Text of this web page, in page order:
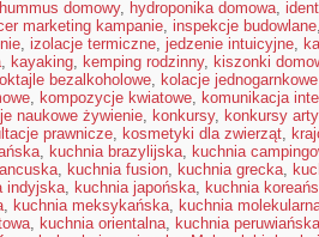
hummus domowy, hydroponika domowa,
marketing kampanie, inspekcje budowlane
, izolacje termiczne, jedzenie intuicyjne,
, kayaking, kemping rodzinny, kiszonki
bezalkoholowe, kolacje jednogarnkowe
, kompozycje kwiatowe, komunikacja
naukowe żywienie, konkursy, konkursy
prawnicze, kosmetyki dla zwierząt,
, kuchnia brazylijska, kuchnia
, kuchnia fusion, kuchnia grecka,
indyjska, kuchnia japońska, kuchnia
, kuchnia meksykańska, kuchnia
, kuchnia orientalna, kuchnia peruwiańska